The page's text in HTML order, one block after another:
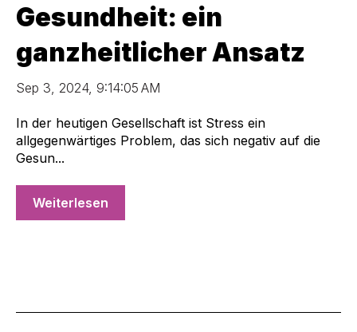
Gesundheit: ein
ganzheitlicher Ansatz
Sep 3, 2024, 9:14:05 AM
In der heutigen Gesellschaft ist Stress ein
allgegenwärtiges Problem, das sich negativ auf die
Gesun...
Weiterlesen